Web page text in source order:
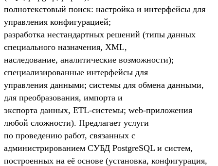
полнотекстовый поиск: настройка и интерфейсы для
управления конфигурацией;
разработка нестандартных решений (типы данных
специального назначения, XML,
наследование, аналитические возможности);
специализированные интерфейсы для
управления данными; системы для обмена данными,
для преобразования, импорта и
экспорта данных, ETL-системы; web-приложения
любой сложности). Предлагает услуги
по проведению работ, связанных с
администрированием СУБД PostgreSQL и систем,
построенных на её основе (установка, конфигурация,